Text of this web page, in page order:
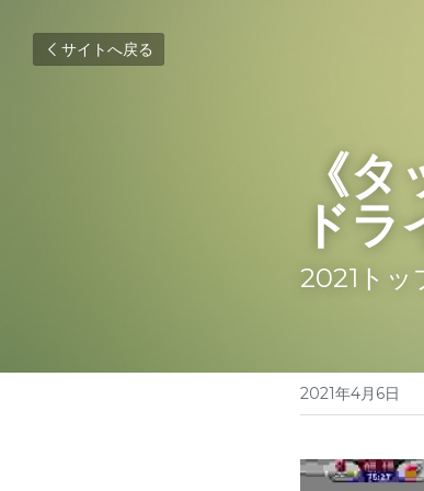
サイトへ戻る
《
ドラ
2021トッ
2021年4月6日